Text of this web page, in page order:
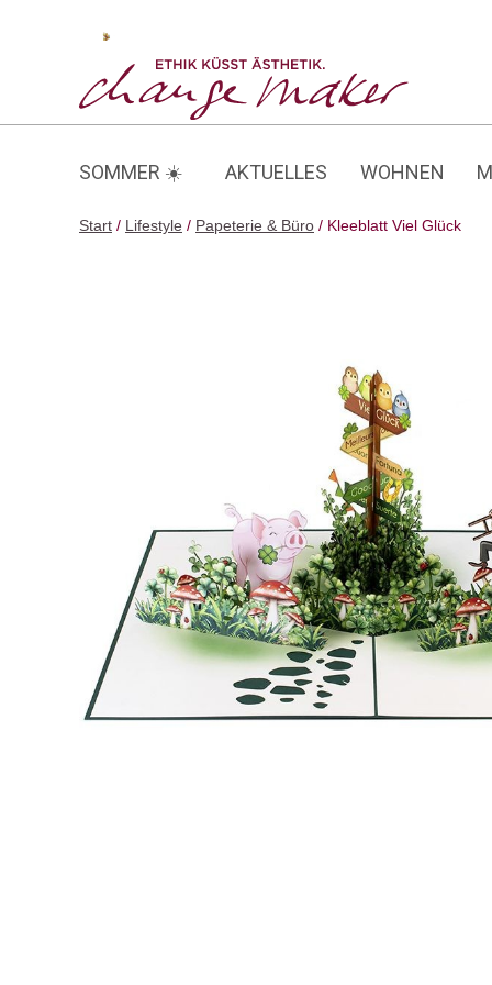
SOMMER ☀️ AKTUELLES WOHNEN
Start / Lifestyle / Papeterie & Büro / Kleeblatt Viel Glück